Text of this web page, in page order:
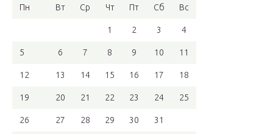
Пн Вт Ср Чт Пт Сб Вс
1 2 3 4
5 6 7 8 9 10 11
12 13 14 15 16 17 18
19 20 21 22 23 24 25
26 27 28 29 30 31